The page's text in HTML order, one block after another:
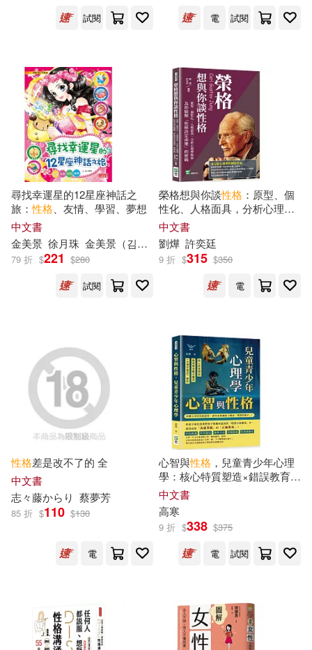
(德)格林兄弟(36)
Re:mimu(36) Saki(36)
さとうここ(36)
北京小紅花圖書工作室(36)
岡田惠和、国井桂、木村琴々(36)
松本夏實(36)
羅先武（主編）(36) 香草(36)
傑克．倫敦(35)
國家執業藥師資格考試輔導用書編
王力(35) 賀銀成(35)
Hirosan(34) NEXT(34)
執業資格考試命題研究中心編(34)
晨星(202)
大連理工大學出版社(201)
買動漫(201)
生活‧讀書‧新知三聯書店(196)
上海人民美術出版社(193)
東方出版社(187)
中南大學出版社(186)
寂天(186)
Warner Classics(184)
楓書坊(184)
西安交通大學出版社(183)
感+候補球員：學會堅持+跳舞
吧!大衛：培養自信+最好聽的
試閱 電 試閱
尋找幸運星的12星座神話之
旅：性格 、友情、學習、夢想
中文書
金美景 徐月珠 金美景（김미경）
79 折 $221 $280
試閱
榮格想與你談性格 ：原型、個
性化、人格面具，分析心理學
始祖為你破解「
運」的密碼
中文書
劉燁 許奕廷
9 折 $315 $350
電
性格差是改不了的 全
中文書
志々藤からり 蔡夢芳
85 折 $110 $130
電
心智與性格 ，兒童青少年心理
學：核心特質塑造×錯誤教育觀
念釐清×《木偶奇遇記》解
析……改變父母的死板認知，
請勿急著讓孩子變成「理想的
樣子」!
中文書
高寒
9 折 $338 $375
電
試閱